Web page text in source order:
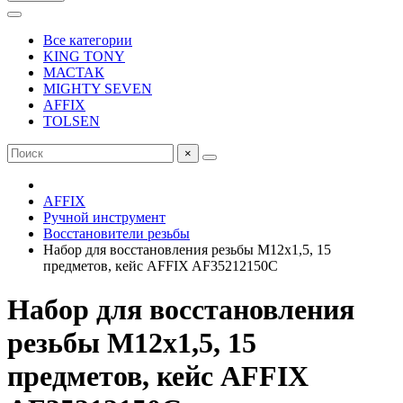
Все категории
KING TONY
МАСТАК
MIGHTY SEVEN
AFFIX
TOLSEN
×
AFFIX
Ручной инструмент
Восстановители резьбы
Набор для восстановления резьбы М12х1,5, 15
предметов, кейс AFFIX AF35212150C
Набор для восстановления
резьбы М12х1,5, 15
предметов, кейс AFFIX